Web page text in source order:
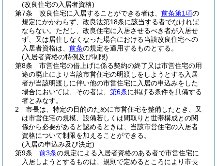
(改良住宅の入居者資格)
第7条
改良住宅に入居することができる者は、 前条第1項の
規定にかかわらず、改良法第18条に該当する者でなければ
ならない。 ただし、改良住宅に入居させるべき者が入居せ
ず、又は居住しなくなった場合における当該改良住宅への
入居者資格は、 前条の規定を適用するものとする。
(入居者資格の特例及び制限)
第8条
市営住宅の借上げに係る契約の終了又は市営住宅の用
途の廃止により当該市営住宅の明渡しをしようとする入居
者が当該明渡しに伴い他の市営住宅に入居の申込みをした
場合においては、その者は、 第6条に掲げる条件を具備する
者とみなす。
2
市長は、特定の目的のために市営住宅を整備したとき、又
は市営住宅の規模、設備若しくは間取りと世帯構成との関
係から必要があると認めるときは、当該市営住宅の入居者
資格について制限を加えることができる。
(入居の申込み及び決定)
第9条
前3条の規定による入居者資格のある者で市営住宅に
入居しようとするものは、規則で定めるところにより市長